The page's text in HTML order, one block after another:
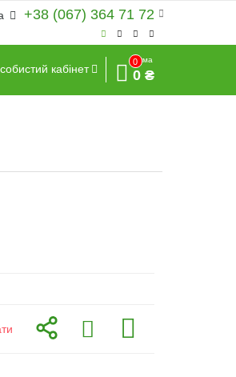
+38 (067) 364 71 72
кабінет
0
Сума
0 ₴